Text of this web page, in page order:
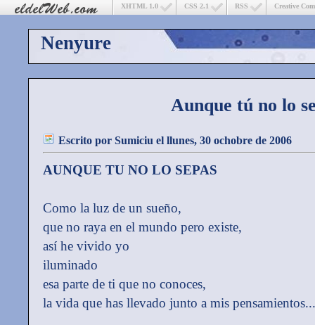
Creative
RSS
CSS 2.1
XHTML 1.0
Nenyure
Aunque tú no lo
Escrito por Sumiciu el llunes, 30 ochobre de 2006
AUNQUE TU NO LO SEPAS
Como la luz de un sueño,
que no raya en el mundo pero existe,
así he vivido yo
iluminado
esa parte de ti que no conoces,
la vida que has llevado junto a mis pensamientos...